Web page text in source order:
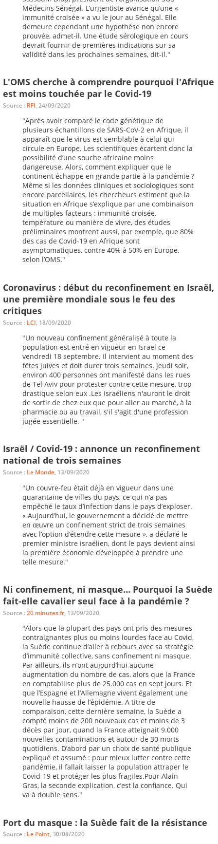
Médecins Sénégal. L’urgentiste avance qu’une «
immunité croisée » a vu le jour au Sénégal. Elle
demeure cependant une hypothèse non encore
prouvée, admet-il. Une étude sérologique en cours
devrait fournir de premières indications sur sa
validité dans les prochaines semaines, dit-il."
L'OMS cherche à comprendre pourquoi l'Afrique
est moins touchée par le Covid-19
Source : RFI, 24/09/2020
"Après avoir comparé le code génétique de
plusieurs échantillons de SARS-CoV-2 en Afrique, il
apparaît que le virus est semblable à celui qui
circule en Europe. Les scientifiques écartent donc la
possibilité d’une souche africaine moins
dangereuse. Alors, comment expliquer que le
continent échappe en grande partie à la pandémie ?
Même si les données cliniques et sociologiques sont
encore parcellaires, les chercheurs estiment que la
situation en Afrique s’explique par une combinaison
de multiples facteurs : immunité croisée,
température ou manière de vivre, des études
préliminaires montrent aussi, par exemple, que 80%
des cas de Covid-19 en Afrique sont
asymptomatiques, contre 40% à 50% en Europe,
selon l’OMS."
Coronavirus : début du reconfinement en Israël,
une première mondiale sous le feu des
critiques
Source : LCI, 18/09/2020
"Un nouveau confinement généralisé à toute la
population est entré en vigueur en Israël ce
vendredi 18 septembre. Il intervient au moment des
fêtes juives et doit durer trois semaines. Jeudi soir,
environ 400 personnes ont manifesté dans les rues
de Tel Aviv pour protester contre cette mesure, trop
drastique selon eux .Les Israéliens n'auront le droit
de sortir de chez eux que pour aller au marché, à la
pharmacie ou au travail, s'il s'agit d'une profession
jugée essentielle. "
Israël / Covid-19 : annonce un reconfinement
national de trois semaines
Source : Le Monde, 13/09/2020
"Un couvre-feu était déjà en vigueur dans une
quarantaine de villes du pays, ce qui n’a pas
empêché le taux d’infection dans le pays d’exploser.
« Aujourd’hui, le gouvernement a décidé de mettre
en œuvre un confinement strict de trois semaines
avec l’option d’étendre cette mesure », a déclaré le
premier ministre israélien, dont le pays devient ainsi
la première économie développée à prendre une
telle mesure."
Ni confinement, ni masque… Pourquoi la Suède
fait-elle cavalier seul face à la pandémie ?
Source :20 minutes.fr, 13/09/2020
"Alors que la plupart des pays ont pris des mesures
contraignantes plus ou moins lourdes face au Covid,
la Suède continue d’aller à rebours avec sa stratégie
d’immunité collective, sans confinement ni masque.
Par ailleurs, ils n’ont aujourd’hui aucune
augmentation du nombre de cas, alors que la France
en comptabilise plus de 25.000 cas en sept jours. Et
que l’Espagne et l’Allemagne vivent également une
nouvelle hausse de l’épidémie. A titre de
comparaison, cette dernière semaine, la Suède a
compté moins de 200 nouveaux cas et moins de 3
décès par jour, quand la France atteignait 9.000
nouvelles contaminations et autour de 30 morts
quotidiens. D’abord par un choix de santé publique
expliqué et assumé : pour mieux lutter contre cette
pandémie, il fallait laisser la population attraper le
Covid-19 et protéger les plus fragiles.Pour Alain
Gras, la seconde explication, c’est la confiance. Qui
va à double sens."
Port du masque : la Suède fait de la résistance
Source : Le Point, 30/08/2020